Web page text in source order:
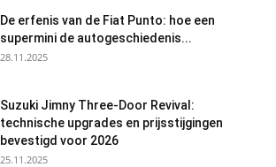
De erfenis van de Fiat Punto: hoe een
supermini de autogeschiedenis...
28.11.2025
Suzuki Jimny Three-Door Revival:
technische upgrades en prijsstijgingen
bevestigd voor 2026
25.11.2025